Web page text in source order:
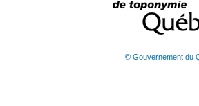
© Gouvernement du